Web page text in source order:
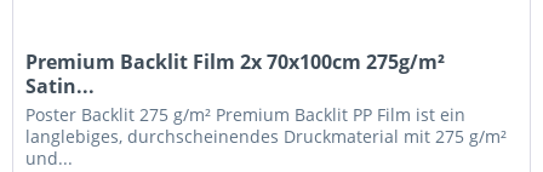
Premium Backlit Film 2x 70x100cm 275g/m²
Satin...
Poster Backlit 275 g/m² Premium Backlit PP Film ist ein
langlebiges, durchscheinendes Druckmaterial mit 275 g/m²
und...